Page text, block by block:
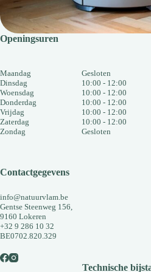
Openingsuren
Maandag
Dinsdag
Woensdag
Donderdag
Vrijdag
Zaterdag
Zondag
Gesloten
10:00 - 12:00
10:00 - 12:00
10:00 - 12:00
10:00 - 12:00
10:00 - 12:00
Gesloten
Contactgegevens
info@natuurvlam.be
Gentse Steenweg 156,
9160 Lokeren
+32 9 286 10 32
BE0702.820.329
Technische